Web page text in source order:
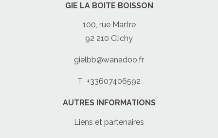
GIE LA BOITE BOISSON
100, rue Martre
92 210 Clichy
gielbb@wanadoo.fr
T +33607406592
AUTRES INFORMATIONS
Liens et partenaires